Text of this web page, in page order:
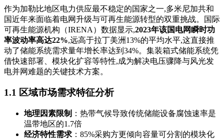
作为加勒比地区电力供应最不稳定的国家之一,多米尼加共和
国近年来面临着电网升级与可再生能源转型的双重挑战。国际
可再生能源机构（IRENA）数据显示,2023年该国电网瞬时功
率波动率高达22%,远高于拉丁美洲13%的平均水平,这直接推
动了储能系统需求量年增长率达到34%。集装箱式储能系统凭
借快速部署、模块化扩容等特性,成为解决电压骤降与风光发
电并网难题的关键技术方案。
1.1 区域市场需求特征分析
地理因素限制 ：热带气候导致传统储能设备腐蚀速率是
温带地区的1.7倍
经济特性需求 ：85%采购方更倾向容量可分割的模块化